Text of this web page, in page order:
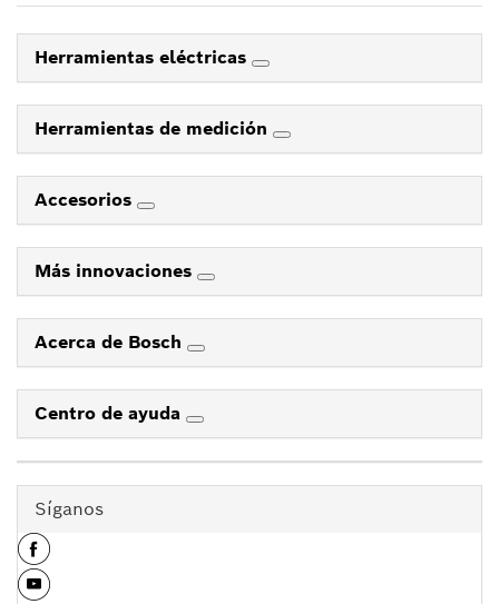
Herramientas eléctricas
Herramientas de medición
Accesorios
Más innovaciones
Acerca de Bosch
Centro de ayuda
Síganos